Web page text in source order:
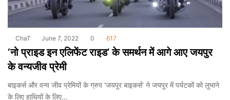
ChaT June 7, 2022 0 617
‘नो प्राइड इन एलिफेंट राइड’ के समर्थन में आगे आए जयपुर
के वन्‍यजीव प्रेमी
बाइकर्स और वन्‍य जीव प्रेमियों के ग्रुप ‘जयपुर बाइकर्स’ ने जयपुर में पर्यटकों को लुभाने
के लिए हाथियों के लिए…